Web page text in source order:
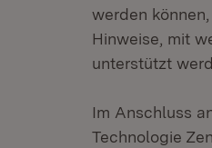
werden
Hinweise, mit
unterstützt
Im Anschluss
Technologie